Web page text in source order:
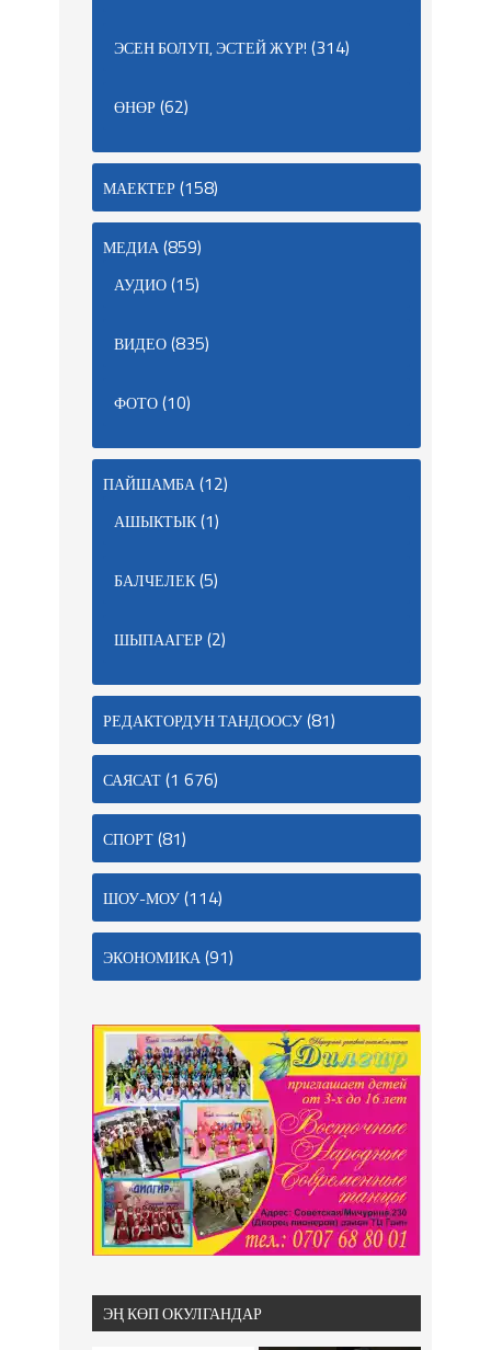
ЭСЕН БОЛУП, ЭСТЕЙ ЖҮР! (314)
ӨНӨР(62)
МАЕКТЕР(158)
МЕДИА(859)
АУДИО(15)
ВИДЕО(835)
ФОТО(10)
ПАЙШАМБА(12)
АШЫКТЫК(1)
БАЛЧЕЛЕК(5)
ШЫПААГЕР(2)
РЕДАКТОРДУН ТАНДООСУ(81)
САЯСАТ(1 676)
СПОРТ(81)
ШОУ-МОУ(114)
ЭКОНОМИКА(91)
ЭҢ КӨП ОКУЛГАНДАР